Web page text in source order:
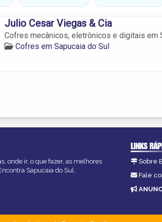
Julio Cesar Viegas & Cia
Cofres mecânicos, eletrônicos e digitais em
Cofres em Sapucaia do Sul
onde ir, o que fazer, as melhores
Sapucaia do Sul.
LINKS
Sobre
Fale